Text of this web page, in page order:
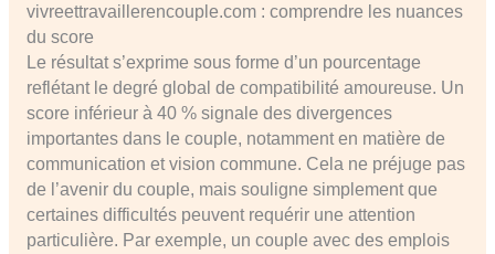
vivreettravaillerencouple.com : comprendre les nuances
du score
Le résultat s’exprime sous forme d’un pourcentage
reflétant le degré global de compatibilité amoureuse. Un
score inférieur à 40 % signale des divergences
importantes dans le couple, notamment en matière de
communication et vision commune. Cela ne préjuge pas
de l’avenir du couple, mais souligne simplement que
certaines difficultés peuvent requérir une attention
particulière. Par exemple, un couple avec des emplois